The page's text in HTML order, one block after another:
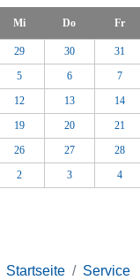
Mi Do Fr
29 30 31
5 6 7
12 13 14
19 20 21
26 27 28
2 3 4
Startseite
Service